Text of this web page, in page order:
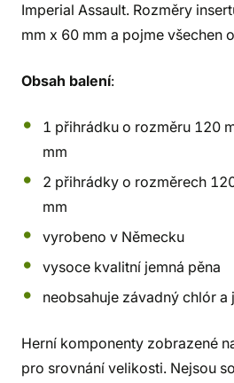
Imperial Assault. Rozměry
mm x 60 mm a pojme všechen
Obsah balení:
1 přihrádku o rozměru 120
mm
2 přihrádky o rozměrech
mm
vyrobeno v Německu
vysoce kvalitní jemná pěna
neobsahuje závadný chlór
Herní komponenty zobrazené
pro srovnání velikosti. Nejsou